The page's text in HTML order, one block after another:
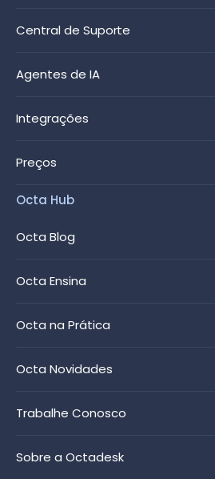
Central de Suporte
Agentes de IA
Integrações
Preços
Octa Hub
Octa Blog
Octa Ensina
Octa na Prática
Octa Novidades
Trabalhe Conosco
Sobre a Octadesk